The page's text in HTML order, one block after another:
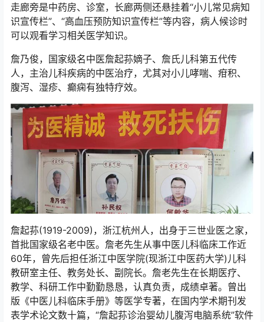
走廊旁是中药房、诊室，长廊两侧还悬挂着“小儿常见病知
识宣传栏”、“高血压预防知识宣传栏”等内容，病人候诊时
可以观看学习相关医学知识。
詹乃俊，国家级名中医詹起荪嫡子、詹氏儿科第五代传
人，主治儿科疾病的中医治疗，尤其对小儿哮喘、疳积、
腹泻、湿疹、癫痫有独特疗效。
詹起荪(1919-2009)，浙江杭州人，出身于三世业医之家，
首批国家级名老中医。詹老先生从事中医儿科临床工作近
60年，曾先后担任浙江中医学院(现浙江中医药大学)儿科
教研室主任、教务处长、副院长。詹老先生在长期医疗、
教学、科研工作中勤勤恳恳，认真负责，成绩卓著。曾出
版《中医儿科临床手册》等医学专著，在国内学术期刊发
表学术论文数十篇，“詹起荪诊治婴幼儿腹泻电脑系统”软件